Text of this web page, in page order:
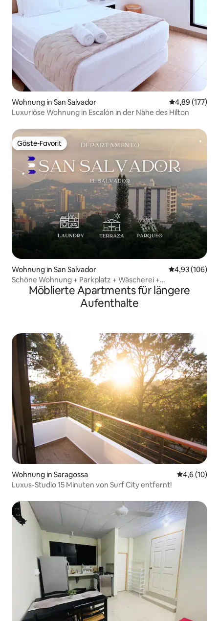
Wohnung in San Salvador
4,89 (177)
Luxuriöse Wohnung in Escalón in der Nähe des Hilton
Gäste-Favorit
Gäste-Favorit
Wohnung in San Salvador
4,93 (106)
Schöne Wohnung + Parkplatz + Wäscherei +
Klimaanlage + Terrasse in San Salvador
Möblierte Apartments für längere
Aufenthalte
Wohnung in Saragossa
4,6 (10)
Luxus-Studio 15 Minuten von Surf City entfernt!